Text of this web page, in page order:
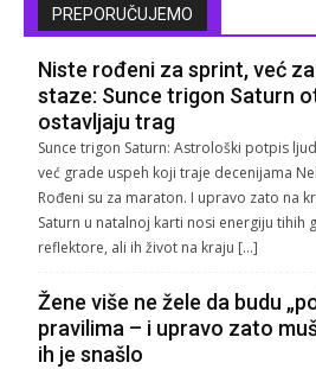
PREPORUČUJEMO
Niste rođeni za sprint, već
staze: Sunce trigon Saturn
ostavljaju trag
Sunce trigon Saturn: Astrološki potpis
već grade uspeh koji traje decenijama
Rođeni su za maraton. I upravo zato na
Saturn u natalnoj karti nosi energiju tihih
reflektore, ali ih život na kraju […]
Žene više ne žele da budu
pravilima – i upravo zato
ih je snašlo